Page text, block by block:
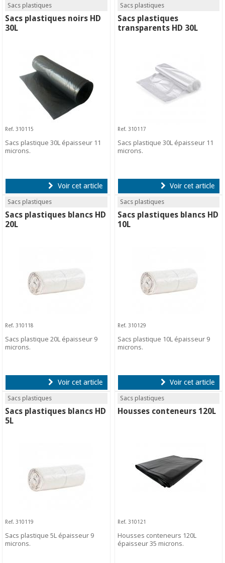
Sacs plastiques
Sacs plastiques noirs HD
30L
Ref. 310115
Sacs plastique 30L épaisseur 11
microns.
Voir cet article
Sacs plastiques
Sacs plastiques
transparents HD 30L
Ref. 310117
Sacs plastique 30L épaisseur 11
microns.
Voir cet article
Sacs plastiques
Sacs plastiques blancs HD
20L
Ref. 310118
Sacs plastique 20L épaisseur 9
microns.
Voir cet article
Sacs plastiques
Sacs plastiques blancs HD
10L
Ref. 310129
Sacs plastique 10L épaisseur 9
microns.
Voir cet article
Sacs plastiques
Sacs plastiques blancs HD
5L
Ref. 310119
Sacs plastique 5L épaisseur 9
microns.
Sacs plastiques
Housses conteneurs 120L
Ref. 310121
Housses conteneurs 120L
épaisseur 35 microns.